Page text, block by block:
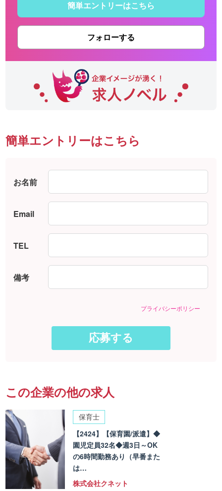
簡単エントリーはこちら
フォローする
簡単エントリーはこちら
お名前
Email
TEL
備考
プライバシーポリシー
この企業の他の求人
保育士
【2424】【保育園/派遣】◆
園児定員32名◆週3日～OK
の6時間勤務あり（早番また
は…
株式会社クネット